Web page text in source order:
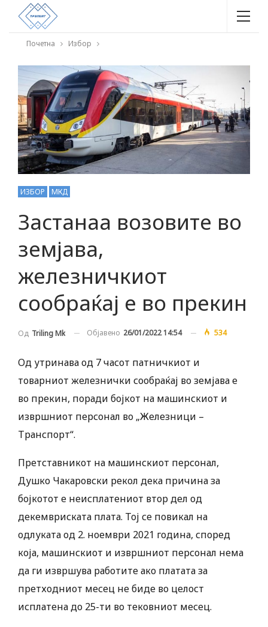
Почетна Избор
ИЗБОР МКД
Застанаа возовите во
земјава,
железничкиот
сообраќај е во прекин
Од Triling Mk Објавено 26/01/2022 14:54 534
Од утринава од 7 часот патничкиот и
товарниот железнички сообраќај во земјава е
во прекин, поради бојкот на машинскиот и
извршниот персонал во „Железници –
Транспорт“.
Претставникот на машинскиот персонал,
Душко Чакаровски рекол дека причина за
бојкотот е неисплатениот втор дел од
декемвриската плата. Тој се повикал на
одлуката од 2. ноември 2021 година, според
која, машинскиот и извршниот персонал нема
да ги извршува работите ако платата за
претходниот месец не биде во целост
исплатена до 25-ти во тековниот месец.